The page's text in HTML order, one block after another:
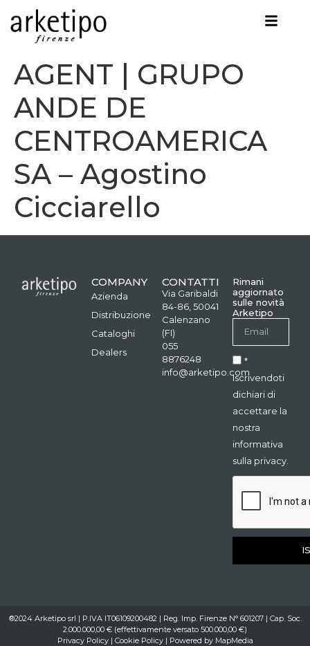
AGENT | GRUPO
ANDE DE
CENTROAMERICA
SA – Agostino
Cicciarello
COMPANY
Azienda
Distribuzione
Cataloghi
Dealers
CONTATTI
Via Garibaldi
84-86, 50041
Calenzano
(FI)
055
8876248
info@arketipo.com
Rimani
aggiornato
sulle novità
Arketipo
*
Iscrivendoti
dichiari di
accettare la
nostra
informativa
sulla privacy.
®2024 Arketipo srl | P.IVA IT06109200482 | Reg. Imp. Firenze N° 601207 | Cap. Soc.
2.000.000,00 € (effettivamente versato 500.000,00 €)
Privacy Policy| Cookie Policy| Powered by MapMedia